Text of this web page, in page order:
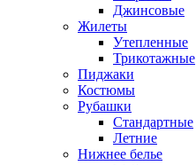
Джинсовые
Жилеты
Утепленные
Трикотажные
Пиджаки
Костюмы
Рубашки
Стандартные
Летние
Нижнее белье